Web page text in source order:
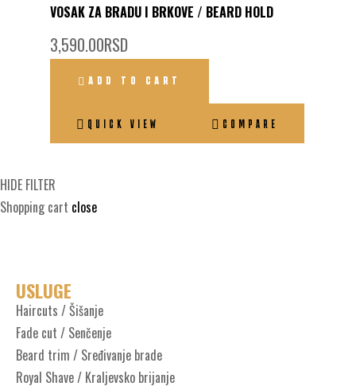
VOSAK ZA BRADU I BRKOVE / BEARD HOLD
3,590.00RSD
ADD TO CART
QUICK VIEW COMPARE
HIDE FILTER
Shopping cart close
USLUGE
Haircuts / Šišanje
Fade cut / Senčenje
Beard trim / Sređivanje brade
Royal Shave / Kraljevsko brijanje